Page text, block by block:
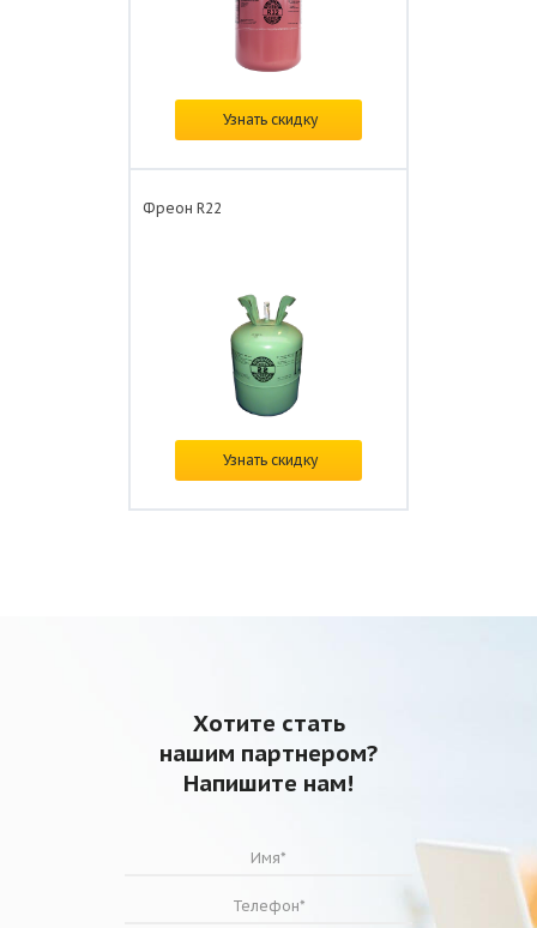
Цена: от700 ₽/кг.
Узнать скидку
Фреон R22
Цена: от9 200 ₽/шт.
Узнать скидку
Хотите стать
нашим партнером?
Напишите нам!